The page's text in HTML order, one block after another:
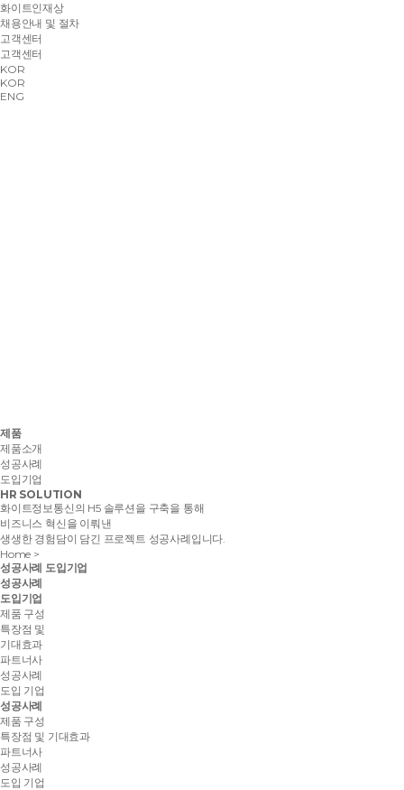
화이트인재상
채용안내 및 절차
고객센터
고객센터
KOR
KOR
ENG
제품
제품소개
성공사례
도입기업
HR SOLUTION
화이트정보통신의 H5 솔루션을 구축을 통해
비즈니스 혁신을 이뤄낸
생생한 경험담이 담긴 프로젝트 성공사례입니다.
Home >
성공사례 도입기업
성공사례
도입기업
제품 구성
특장점 및
기대효과
파트너사
성공사례
도입 기업
성공사례
제품 구성
특장점 및 기대효과
파트너사
성공사례
도입 기업